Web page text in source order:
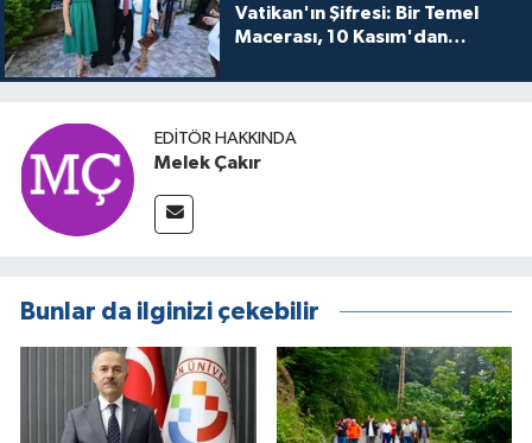
Vatikan'ın Şifresi: Bir Temel
Macerası, 10 Kasım'dan
buluşuyo
EDITÖR HAKKINDA
Melek Çakır
Bunlar da ilginizi çekebilir